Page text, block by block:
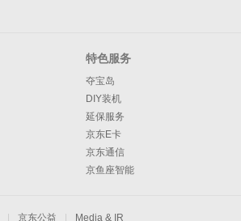
特色服务
夺宝岛
DIY装机
延保服务
京东E卡
京东通信
京鱼座智能
京东公益 Media & IR